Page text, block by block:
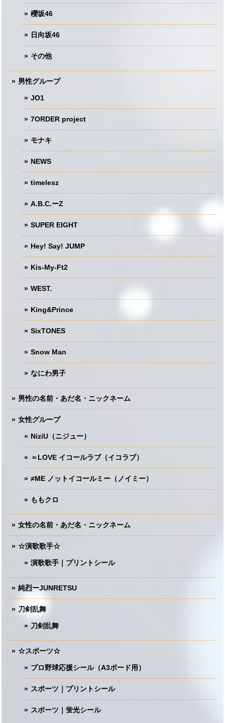
櫻坂46
日向坂46
その他
男性グループ
JO1
7ORDER project
モナキ
NEWS
timelesz
A.B.C.ーZ
SUPER EIGHT
Hey! Say! JUMP
Kis-My-Ft2
WEST.
King&Prince
SixTONES
Snow Man
なにわ男子
男性の名前・あだ名・ニックネーム
女性グループ
NiziU（ニジュー）
＝LOVE イコールラブ（イコラブ）
≠ME ノットイコールミー（ノイミー）
ももクロ
女性の名前・あだ名・ニックネーム
☆演歌歌手☆
演歌歌手｜プリントシール
純烈ーJUNRETSU
刀剣乱舞
刀剣乱舞
☆スポーツ☆
プロ野球応援シール（A3ボード用）
スポーツ｜プリントシール
スポーツ｜蛍光シール